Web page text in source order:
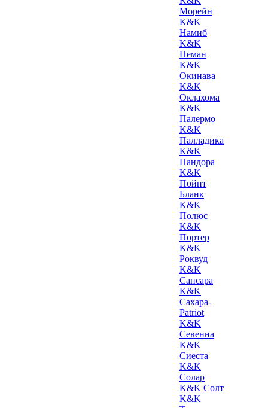
Морейн
K&K
Намиб
K&K
Неман
K&K
Окинава
K&K
Оклахома
K&K
Палермо
K&K
Палладика
K&K
Пандора
K&K
Пойнт
Бланк
K&K
Полюс
K&K
Портер
K&K
Роквуд
K&K
Сансара
K&K
Сахара-
Patriot
K&K
Севенна
K&K
Сиеста
K&K
Солар
K&K Солт
K&K